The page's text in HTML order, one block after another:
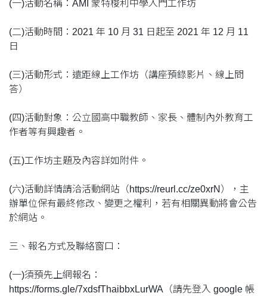
(一)活動名稱：AMI 蒙特梭利中學入門工作坊
(二)活動時間：2021 年 10 月 31 日起至 2021 年 12 月 11
日
(三)活動形式：遠距線上工作坊（講座預錄影片、線上問
答）
(四)活動對象：公立國高中職教師、家長、體制內外教育工
作者等有興趣者。
(五)工作坊主題及內容詳如附件。
(六)活動詳情請洽活動網站（https://reurl.cc/ze0xrN），主
辦單位保有最終修改、變更之權利，若有相關異動將會公告
於網站。
三、報名方式及聯絡窗口：
(一)須預先上網報名：
https://forms.gle/7xdsfThaibbxLurWA（請先登入 google 帳